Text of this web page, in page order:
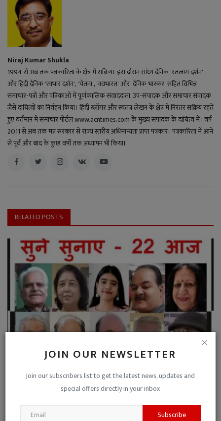
JOIN OUR NEWSLETTER
Join our subscribers list to get the latest news, updates and
special offers directly in your inbox
Subscribe
Niraj Kumar Shukla
1994 से अब तक पत्रकारिता के क्षेत्र में सक्रिय। इस दौरान सांध्य दैनिक 'रतलाम दर्शन'
और हिंदी दैनिक 'साभार दर्शन', 'चेतना', 'नवभारत' और 'दैनिक भास्कर' सहित विभिन्न
समाचार-पत्रों और पत्रिकाओं में पूर्णकालिक संवाददाता, उप-संपादक और समाचार संपादक
जैसे दायित्वों का निर्वहन किया। हिंदी ब्लॉगर और स्वतंत्र लेखन के क्षेत्र में निरंतर सक्रिय रहते
हुए वर्तमान में समाचार पोर्टल www.acntimes.com के मुख्य संपादक के दायित्व में। वर्ष
2011 से अब तक मप्र सरकार से राज्य स्तरीय अधिमान्यता प्राप्त पत्रकार। पत्रकारिता में आने
से पूर्व और बाद के कुछ वर्षों तक अध्यापन भी किया।
RELATED POSTS
सुनें सुनाएं 22 आज : पुणे और गुना से आ कर रचनाधर्म करें...
Jul 7, 2024 0